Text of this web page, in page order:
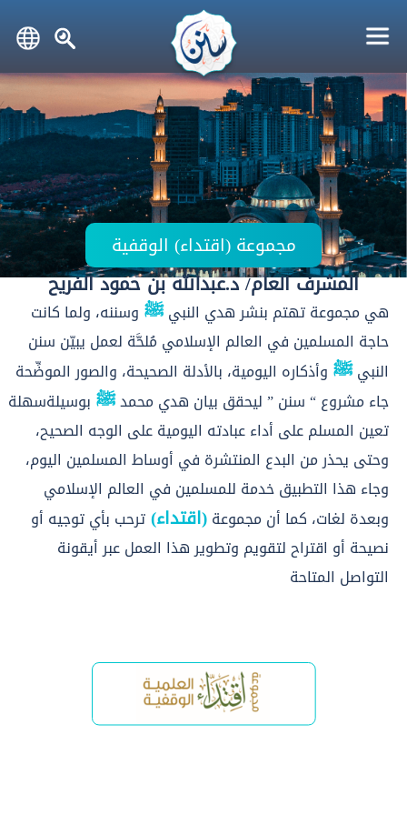
مجموعة (اقتداء) الوقفية
المشرف العام/ د.عبدالله بن حمود الفريح
هي مجموعة تهتم بنشر هدي النبيﷺ وسننه، ولما كانت
حاجة المسلمين في العالم الإسلامي مُلحَّة لعمل يبيّن سنن
النبيﷺ وأذكاره اليومية، بالأدلة الصحيحة، والصور الموضِّحة
جاء مشروع “ سنن ” ليحقق بيان هدي محمدﷺ بوسيلةسهلة
تعين المسلم على أداء عبادته اليومية على الوجه الصحيح،
وحتى يحذر من البدع المنتشرة في أوساط المسلمين اليوم،
وجاء هذا التطبيق خدمة للمسلمين في العالم الإسلامي
وبعدة لغات، كما أن مجموعة(اقتداء)ترحب بأي توجيه أو
نصيحة أو اقتراح لتقويم وتطوير هذا العمل عبر أيقونة
التواصل المتاحة